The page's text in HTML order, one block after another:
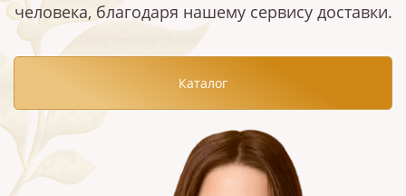
человека, благодаря нашему сервису доставки.
Каталог